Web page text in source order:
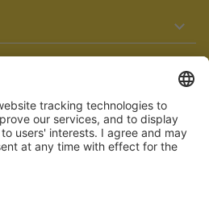
barrierefrei zu gestalten.
sind derzeit jedoch noch nicht
Sie auf Barrieren stoßen oder Hilfe
bitte unter service[at]knutzen.de.
widerrufen